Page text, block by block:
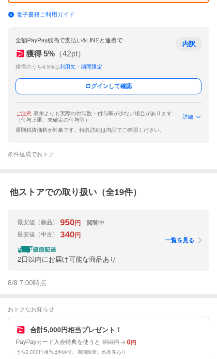
電子書籍ご利用ガイド
全額PayPay残高で支払い&LINEと連携で
獲得 5% （42pt）
獲得のうち4.5%は利用先・期間限定
内訳
ログインして確認
ご注意 表示よりも実際の付与数・付与率が少ない場合があります
（付与上限、未確定の付与等）
詳細
原則税抜価格が対象です。特典詳細は内訳でご確認ください。
条件達成でおトク
他ストアでの取り扱い（全19件）
最安値 （新品） 950円
閲覧中
最安値 （中古） 340円
2日以内にお届け可能な商品あり
一覧を見る
8/8 7:00時点
おトクなお知らせ
合計5,000円相当プレゼント！
PayPayカード入会特典を使うと 950円 0円
うち2,000円相当は利用先・期間限定。他条件あり